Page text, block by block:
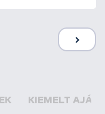
KIEMELT